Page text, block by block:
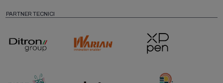
PARTNER TECNICI